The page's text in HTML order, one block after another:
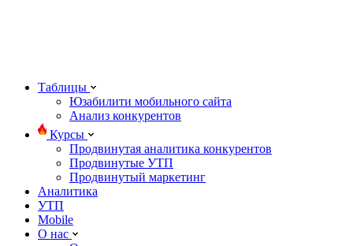
Таблицы
Юзабилити мобильного сайта
Анализ конкурентов
Курсы
Продвинутая аналитика конкурентов
Продвинутые УТП
Продвинутый маркетинг
Аналитика
УТП
Mobile
О нас